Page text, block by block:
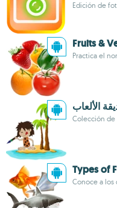
Edición de
Fruits &
Practica el
Colección
Types of
Conoce a los